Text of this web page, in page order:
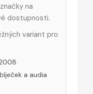
na
dostupnosti.
variant pro
a audia